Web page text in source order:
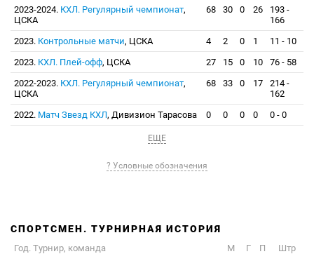
2023-2024. КХЛ. Регулярный чемпионат,
ЦСКА
68 30 0 26
193 -
166
2023. Контрольные матчи, ЦСКА 4 2 0 1
11 - 10
2023. КХЛ. Плей-офф, ЦСКА 27 15 0 10
76 - 58
2022-2023. КХЛ. Регулярный чемпионат,
ЦСКА
68 33 0 17
214 -
162
2022. Матч Звезд КХЛ, Дивизион Тарасова 0 0 0 0 0 - 0
ЕЩЕ
? Условные обозначения
СПОРТСМЕН. ТУРНИРНАЯ ИСТОРИЯ
Год. Турнир, команда М Г П
Штр